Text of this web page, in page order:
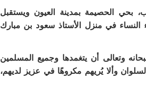
بحي الحصيمة بمدينة العيون ويستقبل
الساعة ١٠،٠٠ مساء، وموقع عزاء النساء في منزل الأستاذ سعود بن مبارك
وتعالى أن يتغمدها وجميع المسلمين
وألا يُريهم مكروهًا في عزيز لديهم،